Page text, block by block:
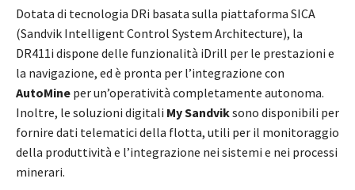
Dotata di tecnologia DRi basata sulla piattaforma SICA
(Sandvik Intelligent Control System Architecture), la
DR411i dispone delle funzionalità iDrill per le prestazioni e
la navigazione, ed è pronta per l’integrazione con
AutoMine per un’operatività completamente autonoma.
Inoltre, le soluzioni digitali My Sandviksono disponibili per
fornire dati telematici della flotta, utili per il monitoraggio
della produttività e l’integrazione nei sistemi e nei processi
minerari.